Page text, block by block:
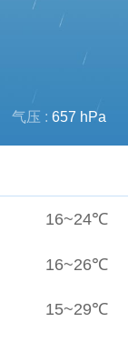
气压 : 657 hPa
16~24℃
16~26℃
15~29℃